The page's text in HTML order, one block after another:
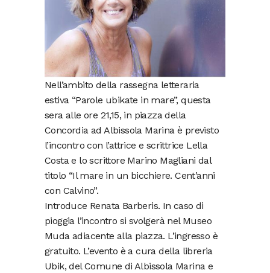
Nell’ambito della rassegna letteraria
estiva “Parole ubikate in mare”, questa
sera alle ore 21,15, in piazza della
Concordia ad Albissola Marina è previsto
l’incontro con l’attrice e scrittrice Lella
Costa e lo scrittore Marino Magliani dal
titolo “Il mare in un bicchiere. Cent’anni
con Calvino”.
Introduce Renata Barberis. In caso di
pioggia l’incontro si svolgerà nel Museo
Muda adiacente alla piazza. L’ingresso è
gratuito. L’evento è a cura della libreria
Ubik, del Comune di Albissola Marina e